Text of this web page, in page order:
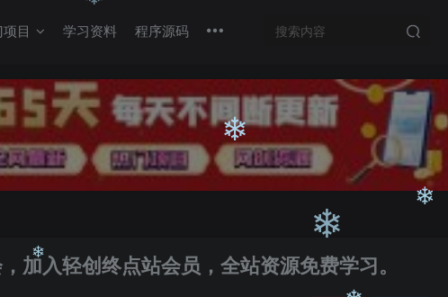
目 学习资料 程序源码
加入轻创终点站会员，全站资源免费学习。
❄
❄
❄
❄